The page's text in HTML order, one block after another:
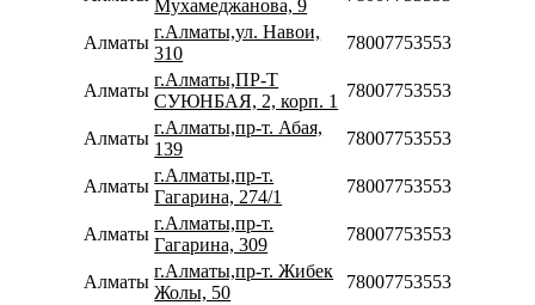
Мухамеджанова, 9
Алматы
г.Алматы,ул. Навои,
310
78007753553
Алматы
г.Алматы,ПР-Т
СУЮНБАЯ, 2, корп. 1
78007753553
Алматы
г.Алматы,пр-т. Абая,
139
78007753553
Алматы
г.Алматы,пр-т.
Гагарина, 274/1
78007753553
Алматы
г.Алматы,пр-т.
Гагарина, 309
78007753553
Алматы
г.Алматы,пр-т. Жибек
Жолы, 50
78007753553